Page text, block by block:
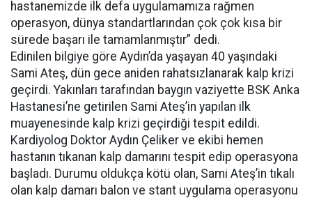
hastanemizde ilk defa uygulamamıza rağmen
operasyon, dünya standartlarından çok çok kısa bir
sürede başarı ile tamamlanmıştır” dedi.
Edinilen bilgiye göre Aydın’da yaşayan 40 yaşındaki
Sami Ateş, dün gece aniden rahatsızlanarak kalp krizi
geçirdi. Yakınları tarafından baygın vaziyette BSK Anka
Hastanesi’ne getirilen Sami Ateş’in yapılan ilk
muayenesinde kalp krizi geçirdiği tespit edildi.
Kardiyolog Doktor Aydın Çeliker ve ekibi hemen
hastanın tıkanan kalp damarını tespit edip operasyona
başladı. Durumu oldukça kötü olan, Sami Ateş’in tıkalı
olan kalp damarı balon ve stant uygulama operasyonu